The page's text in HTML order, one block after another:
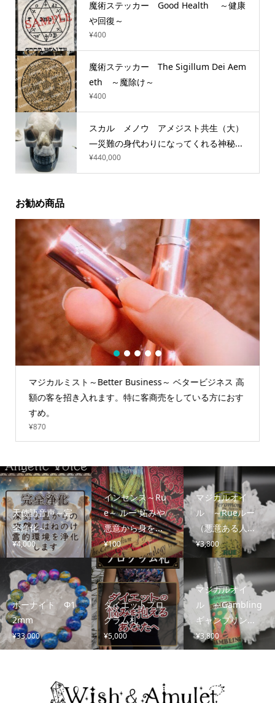
魔術ステッカー Good Health ～健康
や回復～
¥400
魔術ステッカー The Sigillum Dei Aem
eth ～魔除け～
¥400
スカル メノウ アメジスト共生（大）
―災難の身代わりになってくれる神秘...
¥440,000
お勧め商品
マジカルミスト～Better Business～ ベタービジネス 高
額の客を招き入れます。特に客商売をしている方におす
すめ。
¥870
1 2 3 4 5
天使語音声～完
全浄化～
¥4,000
インセンス～Ru
e～ ルー 妬みや
悪意から身を...
¥100
マジカルオイ
ル ～Rueルー
（悪意ある人...
¥3,800
ボーナイト Φ1
2mm
¥33,000
ダイエットプロ
グラム札
¥5,000
マジカルオイ
ル ～Gambling
ギャンブリン...
¥3,800